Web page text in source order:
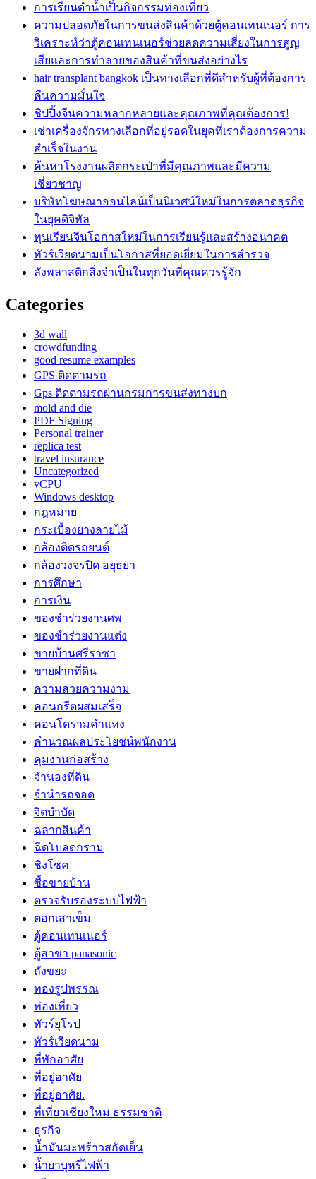
การเรียนดำน้ำเป็นกิจกรรมท่องเที่ยว
ความปลอดภัยในการขนส่งสินค้าด้วยตู้คอนเทนเนอร์ การ
วิเคราะห์ว่าตู้คอนเทนเนอร์ช่วยลดความเสี่ยงในการสูญ
เสียและการทำลายของสินค้าที่ขนส่งอย่างไร
hair transplant bangkok เป็นทางเลือกที่ดีสำหรับผู้ที่ต้องการ
คืนความมั่นใจ
ชิปปิ้งจีนความหลากหลายและคุณภาพที่คุณต้องการ!
เช่าเครื่องจักรทางเลือกที่อยู่รอดในยุคที่เราต้องการความ
สำเร็จในงาน
ค้นหาโรงงานผลิตกระเป๋าที่มีคุณภาพและมีความ
เชี่ยวชาญ
บริษัทโฆษณาออนไลน์เป็นนิเวศน์ใหม่ในการตลาดธุรกิจ
ในยุคดิจิทัล
ทุนเรียนจีนโอกาสใหม่ในการเรียนรู้และสร้างอนาคต
ทัวร์เวียดนามเป็นโอกาสที่ยอดเยี่ยมในการสำรวจ
ลังพลาสติกสิ่งจำเป็นในทุกวันที่คุณควรรู้จัก
Categories
3d wall
crowdfunding
good resume examples
GPS ติดตามรถ
Gps ติดตามรถผ่านกรมการขนส่งทางบก
mold and die
PDF Signing
Personal trainer
replica test
travel insurance
Uncategorized
vCPU
Windows desktop
กฎหมาย
กระเบื้องยางลายไม้
กล้องติดรถยนต์
กล้องวงจรปิด อยุธยา
การศึกษา
การเงิน
ของชำร่วยงานศพ
ของชำร่วยงานแต่ง
ขายบ้านศรีราชา
ขายฝากที่ดิน
ความสวยความงาม
คอนกรีตผสมเสร็จ
คอนโดรามคำแหง
คำนวณผลประโยชน์พนักงาน
คุมงานก่อสร้าง
จำนองที่ดิน
จำนำรถจอด
จิตบำบัด
ฉลากสินค้า
ฉีดโบลดกราม
ชิงโชค
ซื้อขายบ้าน
ตรวจรับรองระบบไฟฟ้า
ตอกเสาเข็ม
ตู้คอนเทนเนอร์
ตู้สาขา panasonic
ถังขยะ
ทองรูปพรรณ
ท่องเที่ยว
ทัวร์ยุโรป
ทัวร์เวียดนาม
ที่พักอาศัย
ที่อยู่อาศัย
ที่อยู่อาศัย.
ที่เที่ยวเชียงใหม่ ธรรมชาติ
ธุรกิจ
น้ำมันมะพร้าวสกัดเย็น
น้ำยาบุหรี่ไฟฟ้า